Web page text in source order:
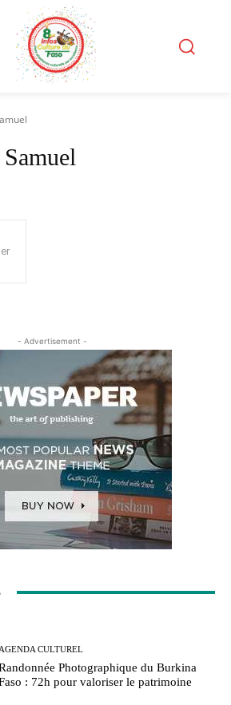
- Advertisement -
AGENDA CULTUREL
Photographique du Burkina
: 72h pour valoriser le patrimoine